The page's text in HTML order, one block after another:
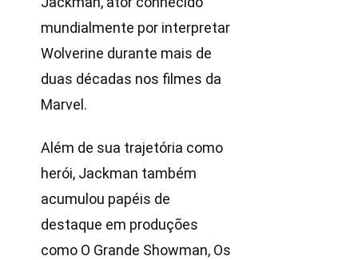
mundialmente por interpretar
Wolverine durante mais de
duas décadas nos filmes da
Marvel.
Além de sua trajetória como
herói, Jackman também
acumulou papéis de
destaque em produções
como O Grande Showman, Os